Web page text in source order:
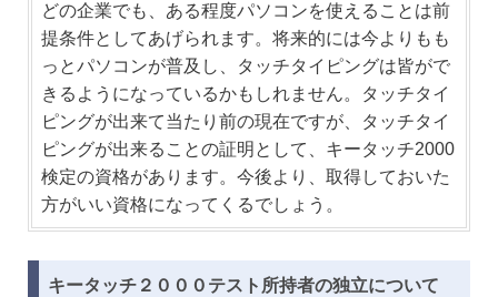
どの企業でも、ある程度パソコンを使えることは前
提条件としてあげられます。将来的には今よりもも
っとパソコンが普及し、タッチタイピングは皆がで
きるようになっているかもしれません。タッチタイ
ピングが出来て当たり前の現在ですが、タッチタイ
ピングが出来ることの証明として、キータッチ2000
検定の資格があります。今後より、取得しておいた
方がいい資格になってくるでしょう。
キータッチ２０００テスト所持者の独立について